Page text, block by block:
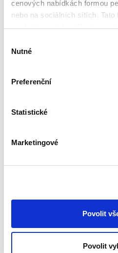
cenových nabídkách formou
nebo na sociálních sítích. Tato
marketingových sdělení pro
souhlasu
Nutné
Preferenční
Statistické
Marketingové
Povolit
Povolit
ZEPTER ZEST
Zepter Club cena
člena klubu.
každého nákupu s
zvýhodněním -5 %